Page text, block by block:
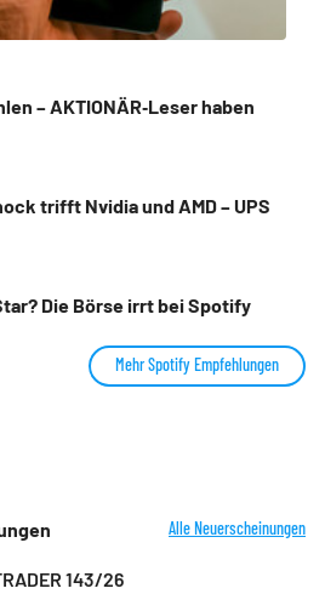
– AKTIONÄR‑Leser haben
trifft Nvidia und AMD – UPS
Die Börse irrt bei Spotify
Mehr Spotify Empfehlungen
Alle Neuerscheinungen
143/26